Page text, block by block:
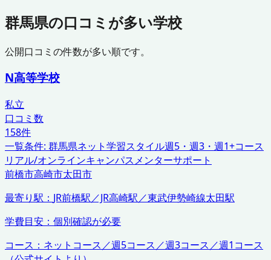
群馬県の口コミが多い学校
公開口コミの件数が多い順です。
N高等学校
私立
口コミ数
158件
一覧条件: 群馬県ネット学習スタイル週5・週3・週1+コース
リアル/オンラインキャンパスメンターサポート
前橋市高崎市太田市
最寄り駅： JR前橋駅／JR高崎駅／東武伊勢崎線太田駅
学費目安： 個別確認が必要
コース： ネットコース／週5コース／週3コース／週1コース